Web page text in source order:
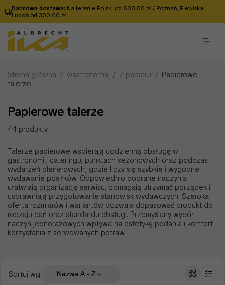
Darmowa dostawa: Na terenie Polski od 800.00 zł / Poznań, Plewiska,
Luboń od 300.00 zł
Strona główna / Gastronomia / Z papieru / Papierowe
talerze
Papierowe talerze
44 produkty
Talerze papierowe wspierają codzienną obsługę w
gastronomii, cateringu, punktach sezonowych oraz podczas
wydarzeń plenerowych, gdzie liczy się szybkie i wygodne
wydawanie posiłków. Odpowiednio dobrane naczynia
ułatwiają organizację serwisu, pomagają utrzymać porządek i
usprawniają przygotowanie stanowisk wydawczych. Szeroka
oferta rozmiarów i wariantów pozwala dopasować produkt do
rodzaju dań oraz standardu obsługi. Przemyślany wybór
naczyń jednorazowych wpływa na estetykę podania i komfort
korzystania z serwowanych potraw.
Sortuj wg Nazwa A - Z